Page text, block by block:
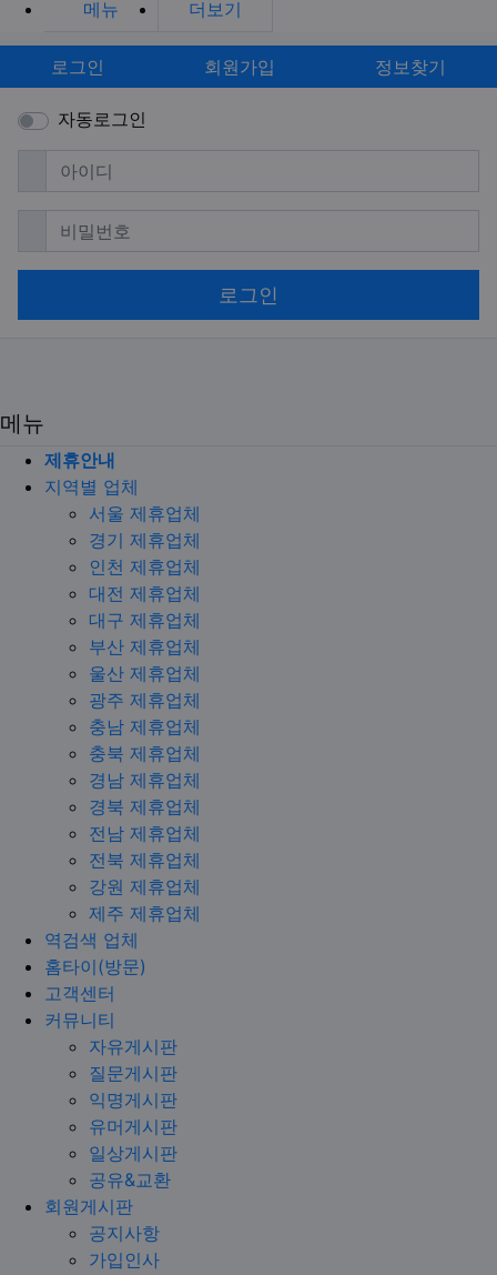
메뉴 더보기
로그인 회원가입 정보찾기
자동로그인
아이디 필수
비밀번호필수
로그인
메뉴
제휴안내
지역별 업체
서울 제휴업체
경기 제휴업체
인천 제휴업체
대전 제휴업체
대구 제휴업체
부산 제휴업체
울산 제휴업체
광주 제휴업체
충남 제휴업체
충북 제휴업체
경남 제휴업체
경북 제휴업체
전남 제휴업체
전북 제휴업체
강원 제휴업체
제주 제휴업체
역검색 업체
홈타이(방문)
고객센터
커뮤니티
자유게시판
질문게시판
익명게시판
유머게시판
일상게시판
공유&교환
회원게시판
공지사항
가입인사